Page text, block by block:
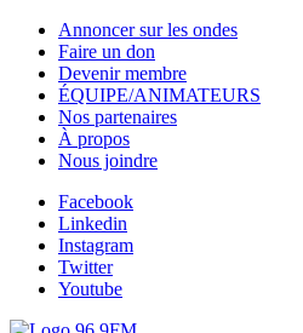
Annoncer sur les ondes
Faire un don
Devenir membre
ÉQUIPE/ANIMATEURS
Nos partenaires
À propos
Nous joindre
Facebook
Linkedin
Instagram
Twitter
Youtube